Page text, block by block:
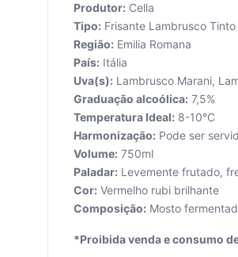
Produtor: Cella
Tipo: Frisante Lambrusco
Região: Emilia Romana
País: Itália
Uva(s): Lambrusco Marani,
Graduação alcoólica: 7,5%
Temperatura Ideal: 8-10°C
Harmonização: Pode ser
Volume: 750ml
Paladar: Levemente frutado,
Cor: Vermelho rubi brilhante
Composição: Mosto
*Proibida venda e consumo